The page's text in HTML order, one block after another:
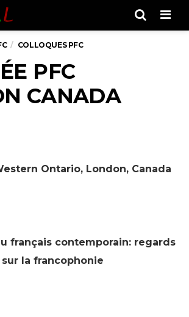
COLLOQUES PFC
PFC
CANADA
Ontario, London, Canada
français contemporain: regards
sur la francophonie